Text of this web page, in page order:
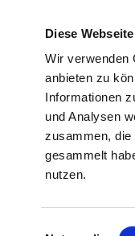
Diese
Wir verwenden
anbieten zu
Informationen
und Analysen
zusammen, die
gesammelt
nutzen.
Zum
Arbeitssicherheit &